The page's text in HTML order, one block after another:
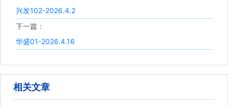
兴发102-2026.4.2
下一篇：
华盛01-2026.4.16
相关文章